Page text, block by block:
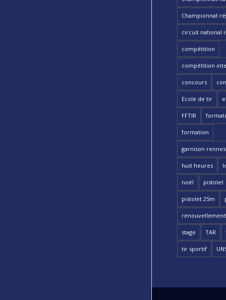
Championnat
circuit national
compétition
compétition
concours
Ecole de tir
FFTIR
formation
garnison
huit heures
noël pistolet
pistolet 25m
renouvellement
stage TAR
tir sportif